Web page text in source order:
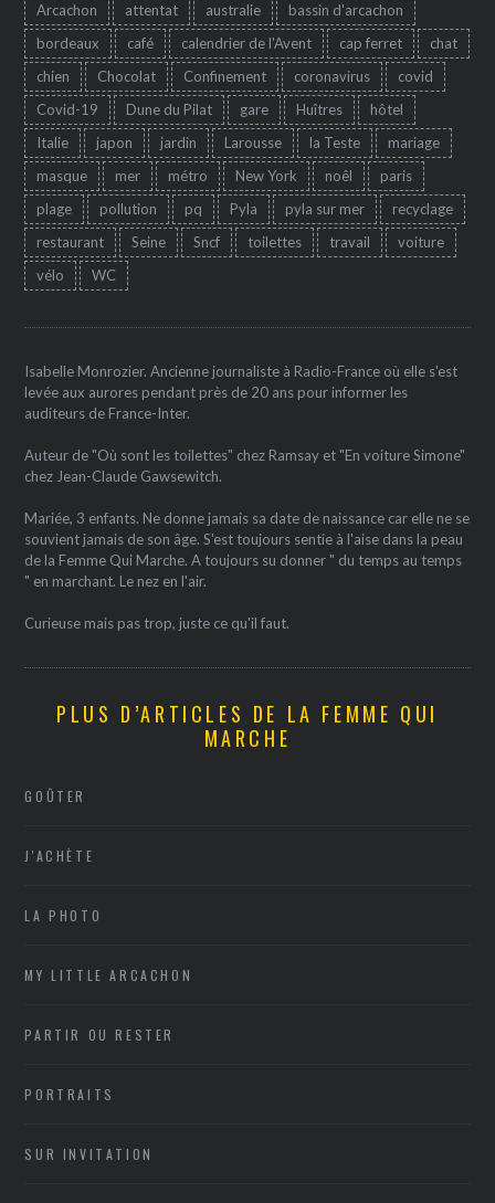
Arcachon attentat australie
bassin d'arcachon
bordeaux
café calendrier de l'Avent cap ferret
chat
chien
Chocolat Confinement coronavirus
covid
Covid-19
Dune du Pilat gare Huîtres
hôtel
Italie
japon jardin Larousse la Teste
mariage
masque
mer métro New York noêl
paris
plage
pollution pq Pyla pyla sur mer
recyclage
restaurant
Seine Sncf toilettes travail
voiture
vélo
WC
Isabelle Monrozier. Ancienne journaliste à Radio-France où elle s'est
levée aux aurores pendant près de 20 ans pour informer les
auditeurs de France-Inter.
Auteur de "Où sont les toilettes" chez Ramsay et "En voiture Simone"
chez Jean-Claude Gawsewitch.
Mariée, 3 enfants. Ne donne jamais sa date de naissance car elle ne se
souvient jamais de son âge. S'est toujours sentie à l'aise dans la peau
de la Femme Qui Marche. A toujours su donner " du temps au temps
" en marchant. Le nez en l'air.
Curieuse mais pas trop, juste ce qu'il faut.
PLUS D’ARTICLES DE LA FEMME QUI
MARCHE
GOÛTER
J'ACHÈTE
LA PHOTO
MY LITTLE ARCACHON
PARTIR OU RESTER
PORTRAITS
SUR INVITATION